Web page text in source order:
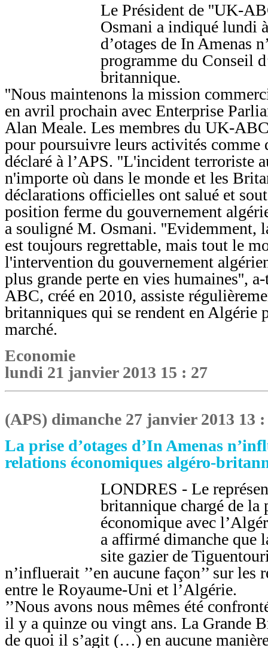
Le Président de ''UK-
Osmani a indiqué lundi
d’otages de In Amenas
programme du Conseil
britannique.
''Nous maintenons la mission
en avril prochain avec Enterprise
Alan Meale. Les membres du UK-
pour poursuivre leurs activités comme
déclaré à l’APS. ''L'incident terroriste
n'importe où dans le monde et les
déclarations officielles ont salué et
position ferme du gouvernement
a souligné M. Osmani. ''Evidemment,
est toujours regrettable, mais tout le
l'intervention du gouvernement
plus grande perte en vies humaines'',
ABC, créé en 2010, assiste
britanniques qui se rendent en Algérie
marché.
Economie
lundi 21 janvier 2013 15 : 27
(APS) dimanche 27 janvier 2013 13 :
La prise d’otages d’In Amenas
relations économiques algéro-
LONDRES - Le
britannique chargé de
économique avec
a affirmé dimanche que
site gazier de
n’influerait ’’en aucune façon’’ sur
entre le Royaume-Uni et l’Algérie.
’’Nous avons nous mêmes été
il y a quinze ou vingt ans. La Grande
de quoi il s’agit (…) en aucune